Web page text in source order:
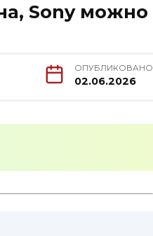
Sony можно
ОПУБЛИКОВАНО
02.06.2026